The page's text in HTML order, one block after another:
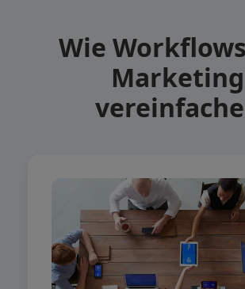
Wie
Marketing